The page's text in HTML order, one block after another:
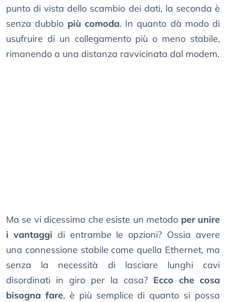
punto di vista dello scambio dei dati, la seconda è
senza dubbio più comoda. In quanto dà modo di
usufruire di un collegamento più o meno stabile,
rimanendo a una distanza ravvicinata dal modem.
Ma se vi dicessimo che esiste un metodo per unire
i vantaggi di entrambe le opzioni? Ossia avere
una connessione stabile come quella Ethernet, ma
senza la necessità di lasciare lunghi cavi
disordinati in giro per la casa? Ecco che cosa
bisogna fare, è più semplice di quanto si possa